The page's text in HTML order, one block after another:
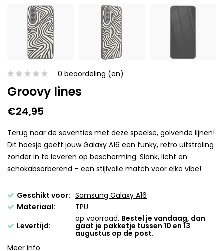
0 beoordeling (en)
Groovy lines
€24,95
Terug naar de seventies met deze speelse, golvende lijnen!
Dit hoesje geeft jouw Galaxy A16 een funky, retro uitstraling
zonder in te leveren op bescherming. Slank, licht en
schokabsorberend – een stijlvolle match voor elke vibe!
Geschikt voor: Samsung Galaxy A16
Materiaal:
TPU
Levertijd:
op voorraad. Bestel je vandaag, dan
gaat je pakketje tussen 10 en 13
augustus op de post.
Meer info